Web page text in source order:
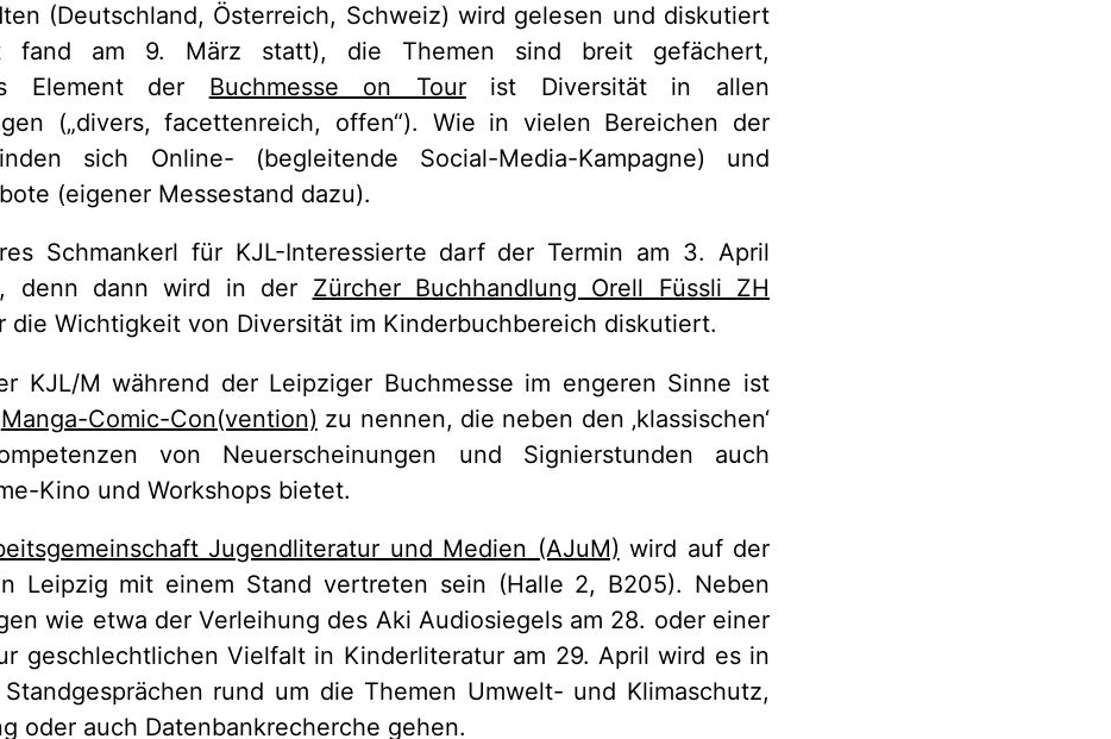
(Deutschland, Österreich, Schweiz) wird gelesen und diskutiert
fand am 9. März statt), die Themen sind breit gefächert,
Element der Buchmesse on Tourist Diversität in allen
(„divers, facettenreich, offen“). Wie in vielen Bereichen der
sich Online- (begleitende Social-Media-Kampagne) und
(eigener Messestand dazu).
Schmankerl für KJL-Interessierte darf der Termin am 3. April
denn dann wird in der Zürcher Buchhandlung Orell Füssli ZH
die Wichtigkeit von Diversität im Kinderbuchbereich diskutiert.
KJL/M während der Leipziger Buchmesse im engeren Sinne ist
Manga-Comic-Con(vention) zu nennen, die neben den ‚klassischen‘
von Neuerscheinungen und Signierstunden auch
Kino und Workshops bietet.
Jugendliteratur und Medien (AJuM) wird auf der
Leipzig mit einem Stand vertreten sein (Halle 2, B205). Neben
wie etwa der Verleihung des Aki Audiosiegels am 28. oder einer
geschlechtlichen Vielfalt in Kinderliteratur am 29. April wird es in
rund um die Themen Umwelt- und Klimaschutz,
oder auch Datenbankrecherche gehen.